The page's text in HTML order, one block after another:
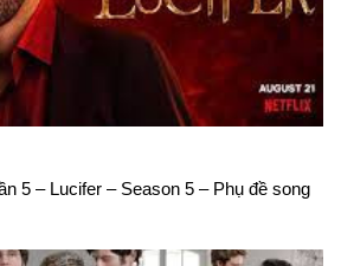
5 – Lucifer – Season 5 – Phụ đề song